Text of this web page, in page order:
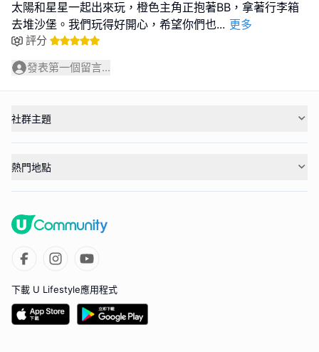
太陽和星星一起出來玩，橙色主角正抱著BB，拿著行李箱
去堆沙堡。我們玩得好開心，希望你們也... 更多
評分
發表第一個留言...
社群主題
熱門地點
下載 U Lifestyle應用程式